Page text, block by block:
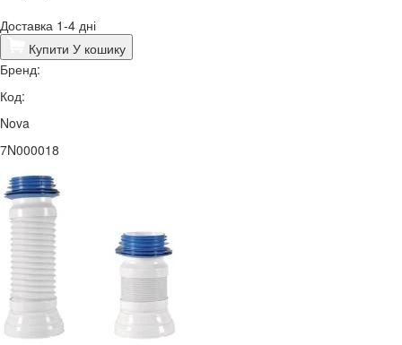
Доставка 1-4 дні
Купити У кошику
Бренд:
Код:
Nova
7N000018